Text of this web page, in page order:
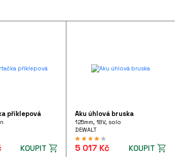
příklepová
KOUPIT
Aku úhlová bruska
125mm, 18V, solo
DEWALT
5 017 Kč KOUPIT